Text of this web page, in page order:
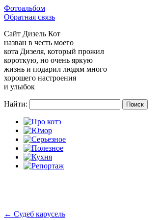
Фотоальбом
Обратная связь
Сайт Дизель Кот
назван в честь моего
кота Дизеля, который прожил
короткую, но очень яркую
жизнь и подарил людям много
хорошего настроения
и улыбок
Найти:
← Судеб карусель